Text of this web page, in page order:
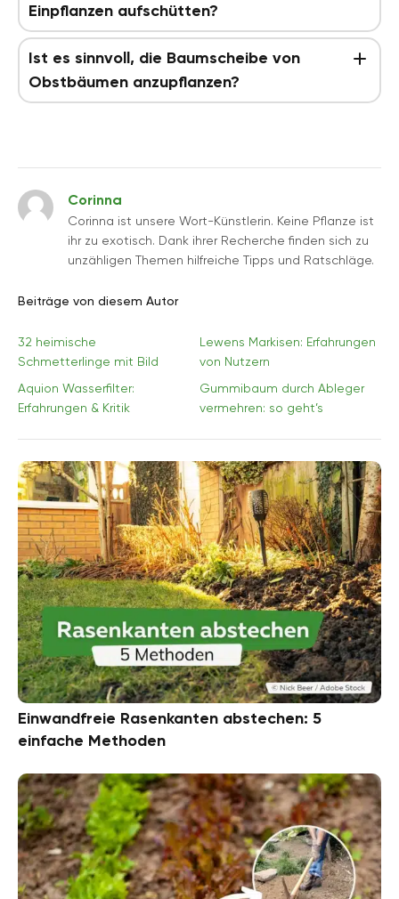
Einpflanzen aufschütten?
Ist es sinnvoll, die Baumscheibe von
Obstbäumen anzupflanzen?
Corinna
Corinna ist unsere Wort-Künstlerin. Keine Pflanze ist
ihr zu exotisch. Dank ihrer Recherche finden sich zu
unzähligen Themen hilfreiche Tipps und Ratschläge.
Beiträge von diesem Autor
32 heimische
Schmetterlinge mit Bild
Lewens Markisen: Erfahrungen
von Nutzern
Aquion Wasserfilter:
Erfahrungen & Kritik
Gummibaum durch Ableger
vermehren: so geht’s
Einwandfreie Rasenkanten abstechen: 5
einfache Methoden